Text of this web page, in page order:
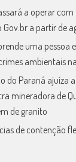
a operar
Gov.br a partir de
uma pessoa
ambientais
do Paraná ajuíza
mineradora de
de granito
de contenção